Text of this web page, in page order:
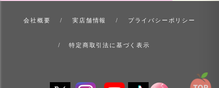
会社概要 実店舗情報 プライバシーポリシー
特定商取引法に基づく表示